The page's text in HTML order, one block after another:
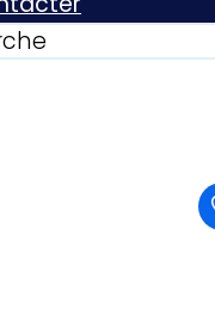
clés
– endurance,
– la
des exercices
fentes, les
ajoutant des